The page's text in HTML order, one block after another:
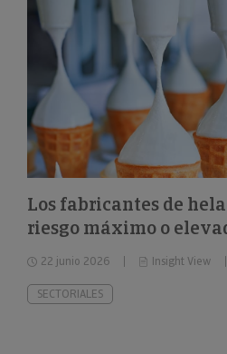
Los fabricantes de
riesgo máximo o
26%
22 junio 2026 Insight View
SECTORIALES